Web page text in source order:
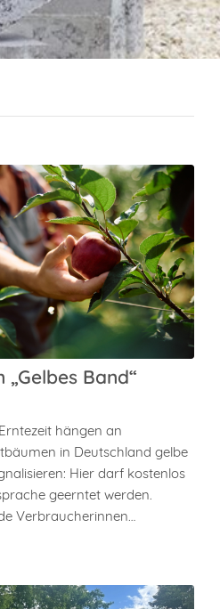
Band“
hängen an
in Deutschland gelbe
Hier darf kostenlos
geerntet werden.
Verbraucherinnen…